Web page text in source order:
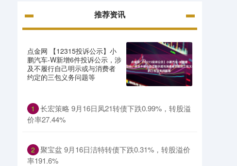
推荐资讯
点金网 【12315投诉公示】小
鹏汽车-W新增6件投诉公示，涉
及不履行自己明示或与消费者
约定的三包义务问题等
1
长宏策略 9月16日凤21转债下跌0.99%，转股溢
价率27.44%
2 聚宝盆 9月16日洁特转债下跌0.31%，转股溢价
率191.6%